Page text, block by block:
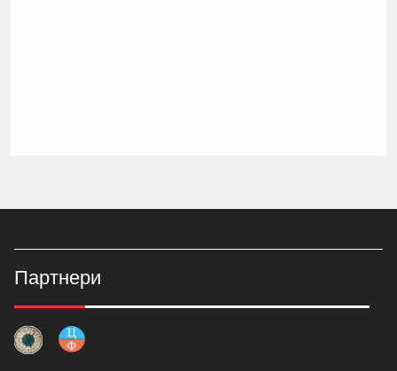
Партнери